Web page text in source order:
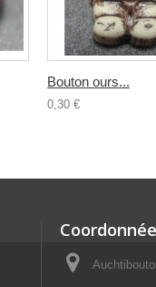
Bouton ours...
0,30 €